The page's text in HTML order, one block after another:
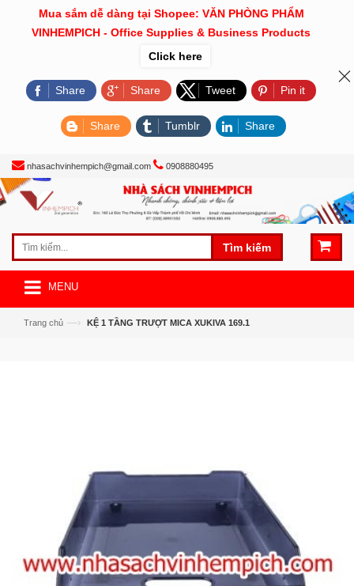
nhasachvinhempich@gmail.com 0908880495
Tìm kiếm
MENU
Trang chủ —› KỆ 1 TẦNG TRƯỢT MICA XUKIVA 169.1
Mua sắm dễ dàng tại Shopee: VĂN PHÒNG PHẨM
VINHEMPICH - Office Supplies & Business Products
Click here
Share Share Tweet Pin it
Share Tumblr Share